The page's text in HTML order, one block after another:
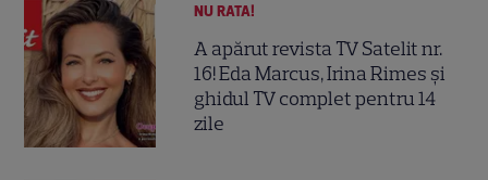
NU RATA!
A apărut revista TV Satelit nr.
16! Eda Marcus, Irina Rimes și
ghidul TV complet pentru 14
zile